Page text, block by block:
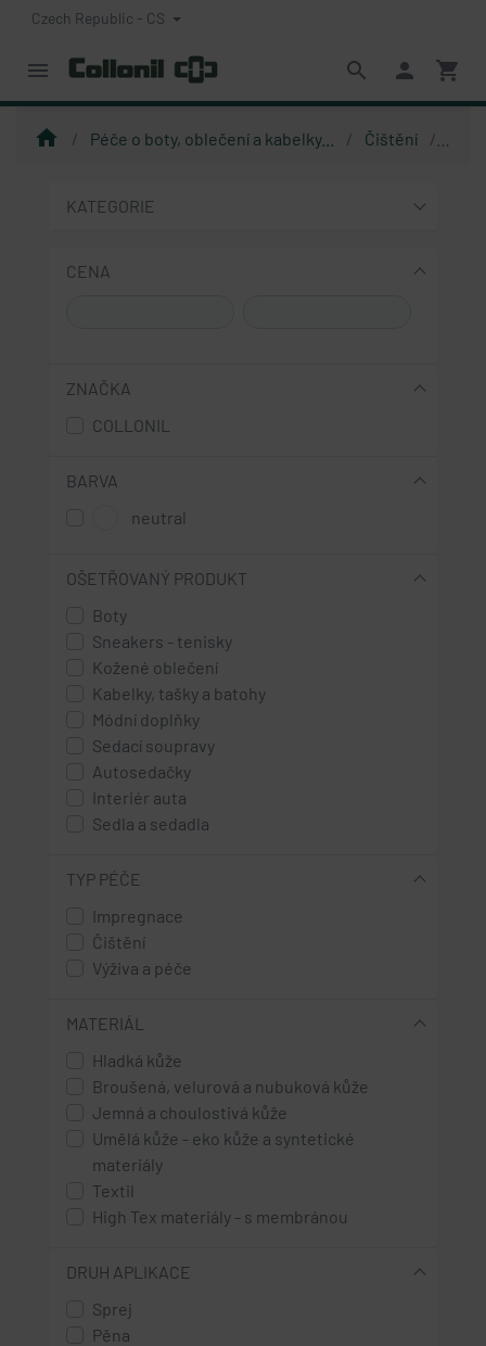
Czech Republic - CS
menu search person shopping_cart
home Péče o boty, oblečení a kabelky... Čištění
KATEGORIE
CENA
ZNAČKA
COLLONIL
BARVA
neutral
OŠETŘOVANÝ PRODUKT
Boty
Sneakers - tenisky
Kožené oblečení
Kabelky, tašky a batohy
Módní doplňky
Sedací soupravy
Autosedačky
Interiér auta
Sedla a sedadla
TYP PÉČE
Impregnace
Čištění
Výživa a péče
MATERIÁL
Hladká kůže
Broušená, velurová a nubuková kůže
Jemná a choulostivá kůže
Umělá kůže - eko kůže a syntetické
materiály
Textil
High Tex materiály - s membránou
DRUH APLIKACE
Sprej
Pěna